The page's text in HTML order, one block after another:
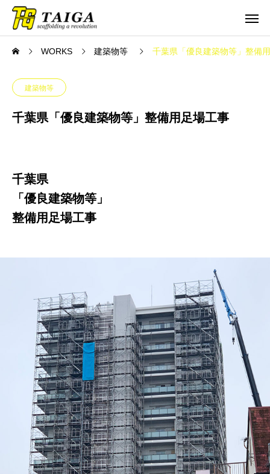
WORKS 建築物等 千葉県「優良建築物等」整備
建築物等
千葉県「優良建築物等」整備用足場工事
千葉県
「優良建築物等」
整備用足場工事